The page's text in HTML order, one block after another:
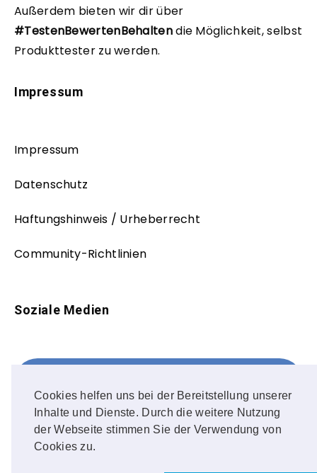
Cookies helfen uns bei der Bereitstellung unserer
Inhalte und Dienste. Durch die weitere Nutzung
der Webseite stimmen Sie der Verwendung von
Cookies zu.
Außerdem bieten wir dir über
#TestenBewertenBehaltendie Möglichkeit, selbst
Produkttester zu werden.
Impressum
Impressum
Datenschutz
Haftungshinweis / Urheberrecht
Community-Richtlinien
Soziale Medien
FOLLOW ME!
Instagram
OUR PHOTOS!